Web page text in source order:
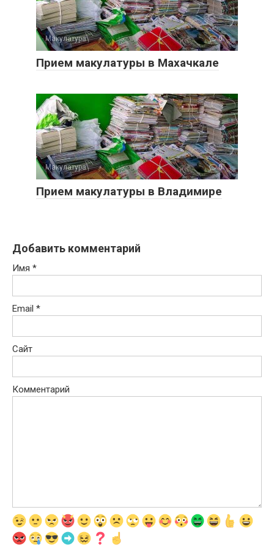
Макулатура 0
Прием макулатуры в Махачкале
Макулатура 0
Прием макулатуры в Владимире
Добавить комментарий
Имя *
Email *
Сайт
Комментарий